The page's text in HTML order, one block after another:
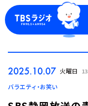
ログイン
2025.10.07 火曜日
バラエティ・お笑い